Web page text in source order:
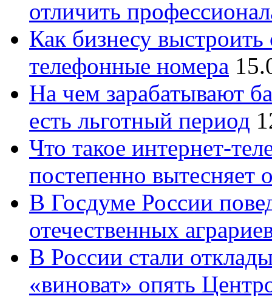
отличить
Как бизнесу
телефонные номера
На чем зарабатывают
есть льготный период
Что такое интернет-
постепенно вытесняет
В Госдуме России
отечественных
В России стали
«виноват» опять